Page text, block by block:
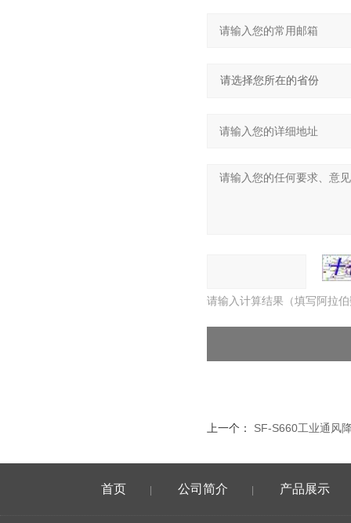
请输入计算结果（填写阿拉
上一个： SF-S660工业通风
首页 公司简介 产品展示